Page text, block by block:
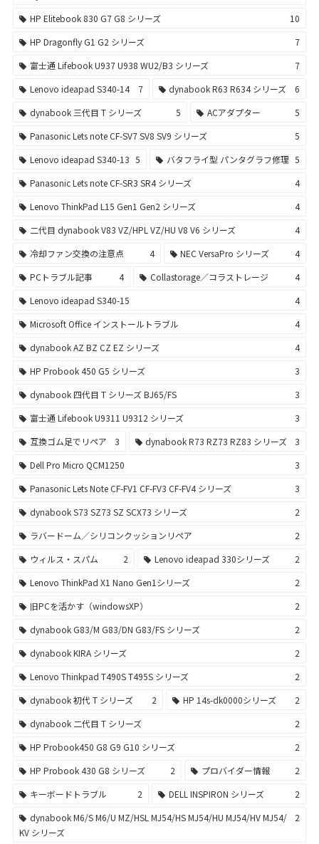
HP Elitebook 830 G7 G8 シリーズ
10
HP Dragonfly G1 G2 シリーズ
7
富士通 Lifebook U937 U938 WU2/B3 シリーズ
7
Lenovo ideapad S340-14
7 dynabook R63 R634 シリーズ
6
dynabook 三代目 T シリーズ
5 ACアダプター
5
Panasonic Lets note CF-SV7 SV8 SV9 シリーズ
5
Lenovo ideapad S340-13 5 バタフライ型 パンタグラフ修理 5
Panasonic Lets note CF-SR3 SR4 シリーズ
4
Lenovo ThinkPad L15 Gen1 Gen2 シリーズ
4
二代目 dynabook V83 VZ/HPL VZ/HU V8 V6 シリーズ
4
冷却ファン交換の注意点
4 NEC VersaPro シリーズ
4
PCトラブル記事
4 Collastorage／コラストレージ
4
Lenovo ideapad S340-15
4
Microsoft Office インストールトラブル
4
dynabook AZ BZ CZ EZ シリーズ
4
HP Probook 450 G5 シリーズ
3
dynabook 四代目 T シリーズ BJ65/FS
3
富士通 Lifebook U9311 U9312 シリーズ
3
互換ゴム足でリペア
3 dynabook R73 RZ73 RZ83 シリーズ
3
Dell Pro Micro QCM1250
3
Panasonic Lets Note CF-FV1 CF-FV3 CF-FV4 シリーズ
3
dynabook S73 SZ73 SZ SCX73 シリーズ
2
ラバードーム／シリコンクッションリペア
2
ウィルス・スパム
2 Lenovo ideapad 330シリーズ
2
Lenovo ThinkPad X1 Nano Gen1シリーズ
2
旧PCを活かす（windowsXP）
2
dynabook G83/M G83/DN G83/FS シリーズ
2
dynabook KIRA シリーズ
2
Lenovo Thinkpad T490S T495S シリーズ
2
dynabook 初代 T シリーズ
2 HP 14s-dk0000シリーズ
2
dynabook 二代目 T シリーズ
2
HP Probook450 G8 G9 G10 シリーズ
2
HP Probook 430 G8 シリーズ
2 プロバイダー情報
2
キーボードトラブル
2 DELL INSPIRON シリーズ
2
dynabook M6/S M6/U MZ/HSL MJ54/HS MJ54/HU MJ54/HV MJ54/
KV シリーズ
2